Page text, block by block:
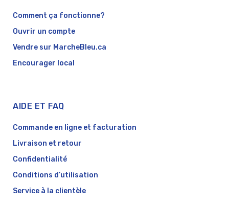
Comment ça fonctionne?
Ouvrir un compte
Vendre sur MarcheBleu.ca
Encourager local
AIDE ET FAQ
Commande en ligne et facturation
Livraison et retour
Confidentialité
Conditions d’utilisation
Service à la clientèle